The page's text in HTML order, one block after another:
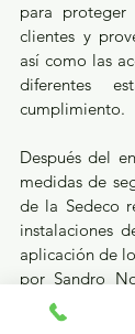
para proteger
clientes y
así como las
diferentes
cumplimiento.
Después del
medidas de
de la Sedeco
instalaciones
aplicación de
por Sandro
Logística y
De la